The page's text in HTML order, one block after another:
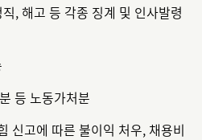
, 해고 등 각종 징계 및 인사발령
등 노동가처분
신고에 따른 불이익 처우, 채용비